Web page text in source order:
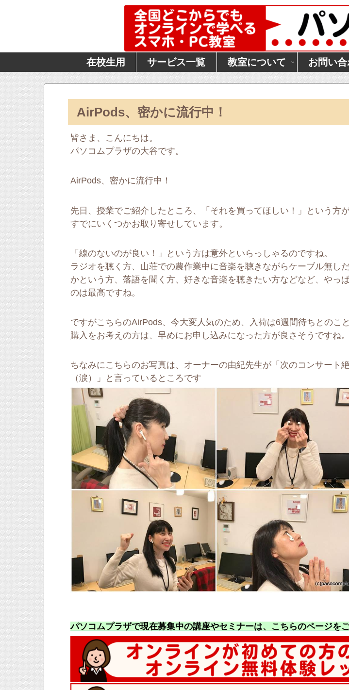
在校生用 サービス一覧 教室について お問い
AirPods、密かに流行中！
皆さま、こんにちは。
パソコムプラザの大谷です。
AirPods、密かに流行中！
先日、授業でご紹介したところ、「それを買ってほしい！」という方が
すでにいくつかお取り寄せしています。
「線のないのが良い！」という方は意外といらっしゃるのですね。
ラジオを聴く方、山荘での農作業中に音楽を聴きながらケーブル無し
かという方、落語を聞く方、好きな音楽を聴きたい方などなど、やっ
のは最高ですね。
ですがこちらのAirPods、今大変人気のため、入荷は6週間待ちとのこと
購入をお考えの方は、早めにお申し込みになった方が良さそうですね。
ちなみにこちらのお写真は、オーナーの由紀先生が「次のコンサート
（涙）」と言っているところです
パソコムプラザで現在募集中の講座やセミナーは、こちらのページを